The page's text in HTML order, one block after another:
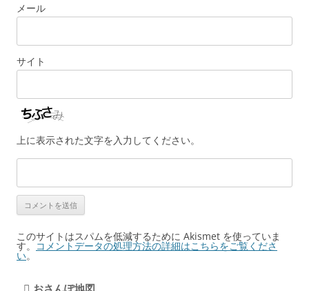
メール
サイト
上に表示された文字を入力してください。
このサイトはスパムを低減するために Akismet を使っていま
す。 コメントデータの処理方法の詳細はこちらをご覧くださ
い。